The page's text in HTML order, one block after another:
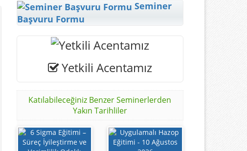
Seminer
Başvuru Formu
Yetkili Acentamız
Katılabileceğiniz Benzer Seminerlerden
Yakın Tarihliler